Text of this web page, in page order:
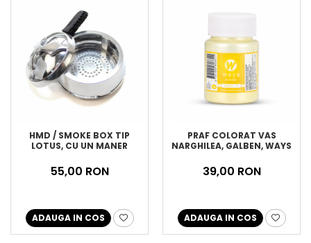
HMD / SMOKE BOX TIP
LOTUS, CU UN MANER
55,00 RON
ADAUGA IN COS
PRAF COLORAT VAS
NARGHILEA, GALBEN, WAYS
39,00 RON
ADAUGA IN COS